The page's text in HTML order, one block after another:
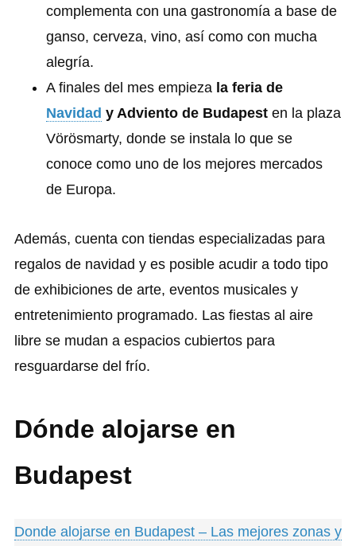
complementa con una gastronomía a base de
ganso, cerveza, vino, así como con mucha
alegría.
A finales del mes empieza la feria de
Navidad y Adviento de Budapest en la plaza
Vörösmarty, donde se instala lo que se
conoce como uno de los mejores mercados
de Europa.
Además, cuenta con tiendas especializadas para
regalos de navidad y es posible acudir a todo tipo
de exhibiciones de arte, eventos musicales y
entretenimiento programado. Las fiestas al aire
libre se mudan a espacios cubiertos para
resguardarse del frío.
Dónde alojarse en
Budapest
Donde alojarse en Budapest – Las mejores zonas y